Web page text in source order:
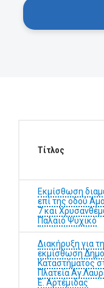
Τίτλος
Εκμίσθωση
επί της οδού
7 και
Παλαιό Ψυχικό
Διακήρυξη για
εκμίσθωση
Καταστήματος
Πλατεία
Ε. Αρτέμιδας